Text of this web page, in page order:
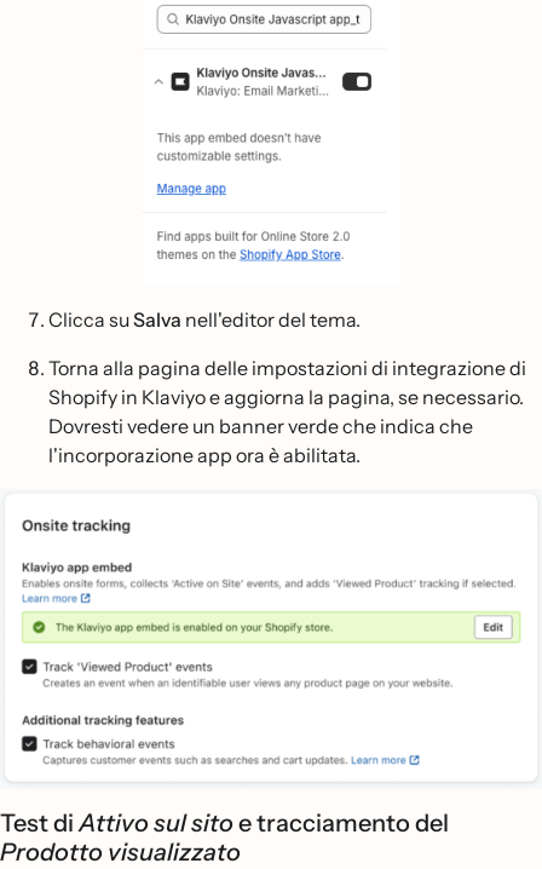
Clicca suSalva nell'editor del tema.
Torna alla pagina delle impostazioni di integrazione di
Shopify in Klaviyo e aggiorna la pagina, se necessario.
Dovresti vedere un banner verde che indica che
l'incorporazione app ora è abilitata.
Test diAttivo sul sitoe tracciamento del
Prodotto visualizzato